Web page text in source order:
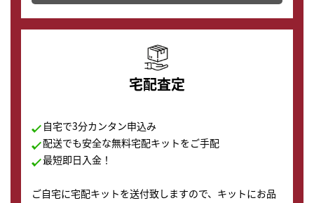
の購入もできます♪
宅配査定
自宅で3分カンタン申込み
配送でも安全な無料宅配キットをご手配
最短即日入金！
ご自宅に宅配キットを送付致しますので、キットにお品